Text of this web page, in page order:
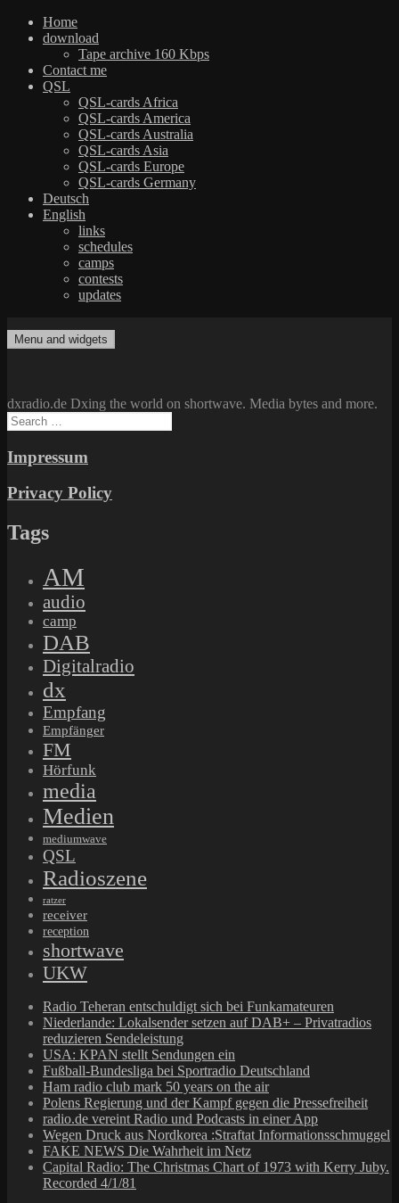
Home
download
Tape archive 160 Kbps
Contact me
QSL
QSL-cards Africa
QSL-cards America
QSL-cards Australia
QSL-cards Asia
QSL-cards Europe
QSL-cards Germany
Deutsch
English
links
schedules
camps
contests
updates
to
dxradio.de
DXing the world on shortwave
Menu and widgets
dxradio.de Dxing the world on shortwave. Media bytes and more.
Search
for:
Impressum
Privacy Policy
Tags
AM
audio
camp
DAB
Digitalradio
dx
Empfang
Empfänger
FM
Hörfunk
media
Medien
mediumwave
QSL
Radioszene
ratzer
receiver
reception
shortwave
UKW
Radio Teheran entschuldigt sich bei Funkamateuren
Niederlande: Lokalsender setzen auf DAB+ – Privatradios
reduzieren Sendeleistung
USA: KPAN stellt Sendungen ein
Fußball-Bundesliga bei Sportradio Deutschland
Ham radio club mark 50 years on the air
Polens Regierung und der Kampf gegen die Pressefreiheit
radio.de vereint Radio und Podcasts in einer App
Wegen Druck aus Nordkorea :Straftat Informationsschmuggel
FAKE NEWS Die Wahrheit im Netz
Capital Radio: The Christmas Chart of 1973 with Kerry Juby.
Recorded 4/1/81